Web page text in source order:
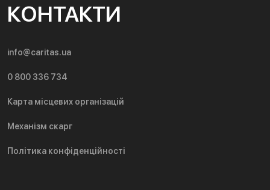
КОНТАКТИ
info@caritas.ua
0 800 336 734
Карта місцевих організацій
Механізм скарг
Політика конфіденційності